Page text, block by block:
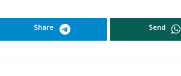
Send
Share